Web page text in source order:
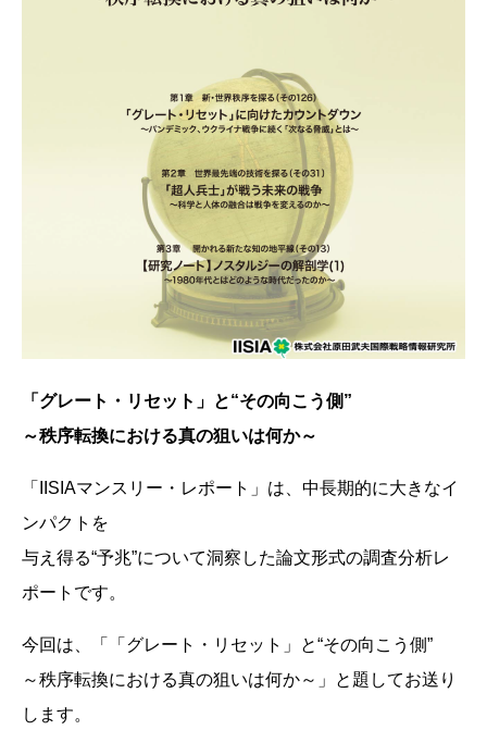
「グレート・リセット」と“その向こう側”
～秩序転換における真の狙いは何か～
「IISIAマンスリー・レポート」は、中長期的に大きなイ
ンパクトを
与え得る“予兆”について洞察した論文形式の調査分析レ
ポートです。
今回は、「「グレート・リセット」と“その向こう側”
～秩序転換における真の狙いは何か～」と題してお送り
します。